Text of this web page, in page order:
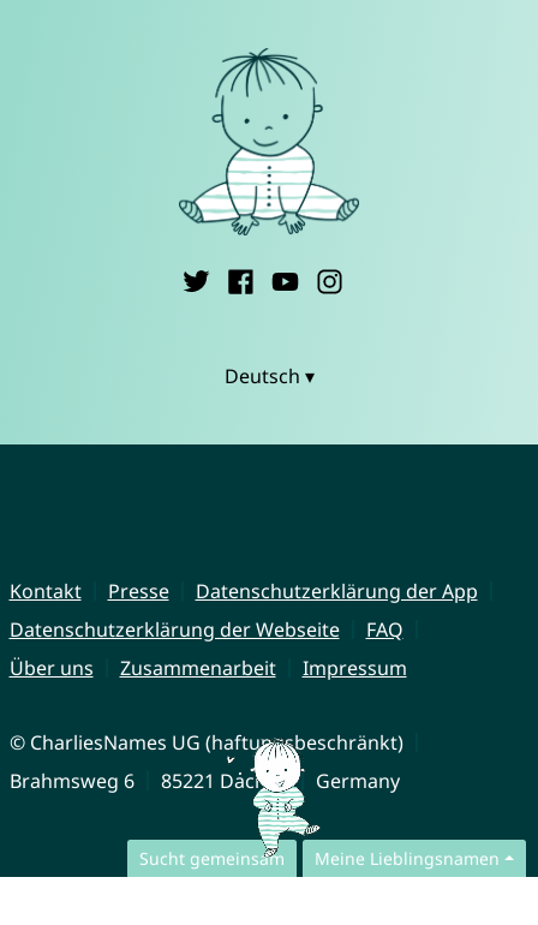
Sucht gemeinsam Meine Lieblingsnamen
Deutsch ▾
Kontakt Presse
Datenschutzerklärung der App
Datenschutzerklärung der Webseite
FAQ
Über uns
Zusammenarbeit Impressum
© CharliesNames UG (haftungsbeschränkt)
Brahmsweg 6
85221 Dachau Germany